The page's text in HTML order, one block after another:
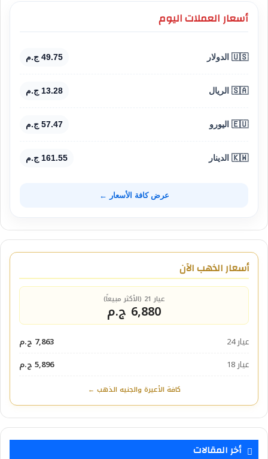
أسعار العملات اليوم
🇺🇸 الدولار 49.75 ج.م
🇸🇦 الريال 13.28 ج.م
🇪🇺 اليورو 57.47 ج.م
🇰🇼 الدينار 161.55 ج.م
عرض كافة الأسعار ←
أسعار الذهب الآن
عيار 21 (الأكثر مبيعاً)
6,880 ج.م
عيار 24
7,863 ج.م
عيار 18
5,896 ج.م
كافة الأعيرة والجنيه الذهب ←
أخر المقالات